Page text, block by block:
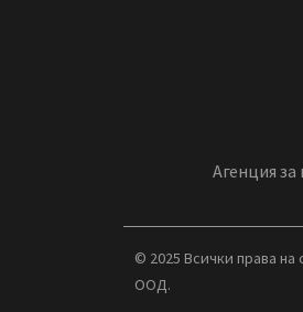
Агенция
© 2025 Всички права
ООД.